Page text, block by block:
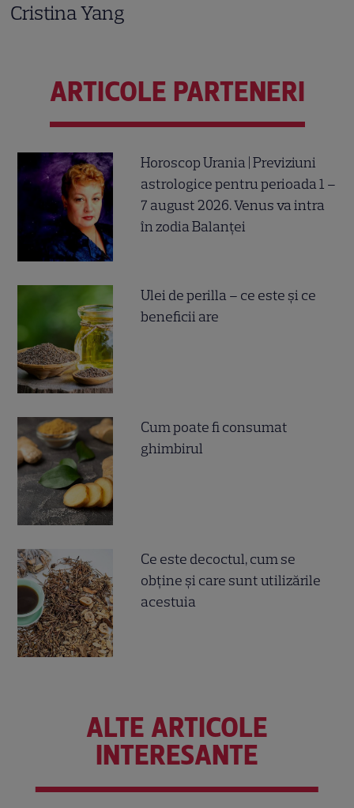
Cristina Yang
ARTICOLE PARTENERI
Horoscop Urania | Previziuni
astrologice pentru perioada 1 –
7 august 2026. Venus va intra
în zodia Balanței
Ulei de perilla – ce este și ce
beneficii are
Cum poate fi consumat
ghimbirul
Ce este decoctul, cum se
obţine şi care sunt utilizările
acestuia
ALTE ARTICOLE
INTERESANTE